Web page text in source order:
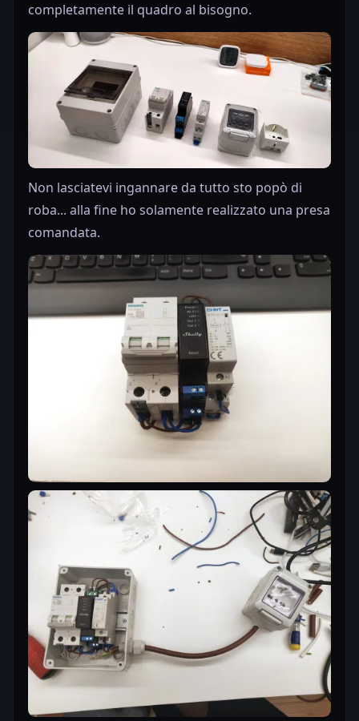
completamente il quadro al bisogno.
Non lasciatevi ingannare da tutto sto popò di
roba... alla fine ho solamente realizzato una presa
comandata.